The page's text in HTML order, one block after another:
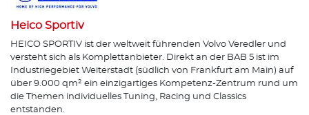
Heico Sportiv
HEICO SPORTIV ist der weltweit führenden Volvo Veredler und
versteht sich als Komplettanbieter. Direkt an der BAB 5 ist im
Industriegebiet Weiterstadt (südlich von Frankfurt am Main) auf
über 9.000 qm² ein einzigartiges Kompetenz-Zentrum rund um
die Themen individuelles Tuning, Racing und Classics
entstanden.